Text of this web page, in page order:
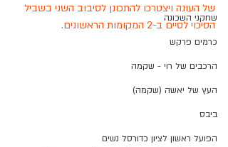
שחקני השכונה
כרמים פרקש
הרכבים של רוי - שקמה
העץ של יאשה (שקמה)
ביבס
הפועל ראשון לציון כדורסל נשים
של העונה ויצטרכו להתכונן לסיבוב השני בשביל
הסיכוי לסיים ב-2 המקומות הראשונים.